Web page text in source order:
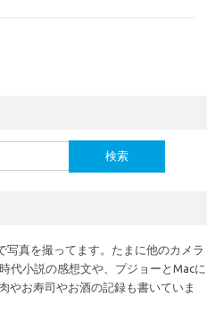
写真を撮ってます。たまに他のカメラ
代小説の感想文や、プジョーとMacに
やお寿司やお酒の記録も書いていま